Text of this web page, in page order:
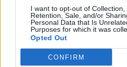
I want to opt-out of Collection,
Retention, Sale, and/or
Personal Data that Is
Purposes for which it was
Opted Out
CONFIRM
Ο
εξήγησε
γίνονται
ΗΠΑ: